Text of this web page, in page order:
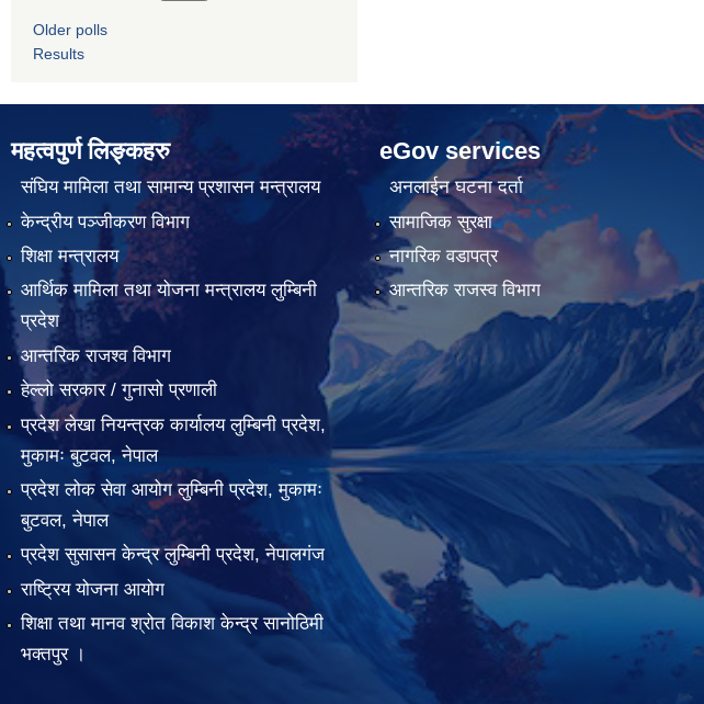
Older polls
Results
महत्वपुर्ण लिङ्कहरु
संघिय मामिला तथा सामान्य प्रशासन मन्त्रालय
केन्द्रीय पञ्जीकरण विभाग
शिक्षा मन्त्रालय
आर्थिक मामिला तथा योजना मन्त्रालय लुम्बिनी
प्रदेश
आन्तरिक राजश्व विभाग
हेल्लो सरकार / गुनासो प्रणाली
प्रदेश लेखा नियन्त्रक कार्यालय लुम्बिनी प्रदेश,
मुकामः बुटवल, नेपाल
प्रदेश लोक सेवा आयोग लुम्बिनी प्रदेश, मुकामः
बुटवल, नेपाल
प्रदेश सुसासन केन्द्र लुम्बिनी प्रदेश, नेपालगंज
राष्ट्रिय योजना आयोग
शिक्षा तथा मानव श्रोत विकाश केन्द्र सानोठिमी
भक्तपुर ।
eGov services
अनलाईन घटना दर्ता
सामाजिक सुरक्षा
नागरिक वडापत्र
आन्तरिक राजस्व विभाग